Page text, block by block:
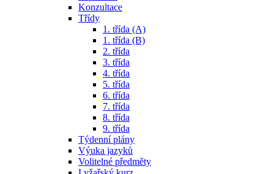
Konzultace
Třídy
1. třída (A)
1. třída (B)
2. třída
3. třída
4. třída
5. třída
6. třída
7. třída
8. třída
9. třída
Týdenní plány
Výuka jazyků
Volitelné předměty